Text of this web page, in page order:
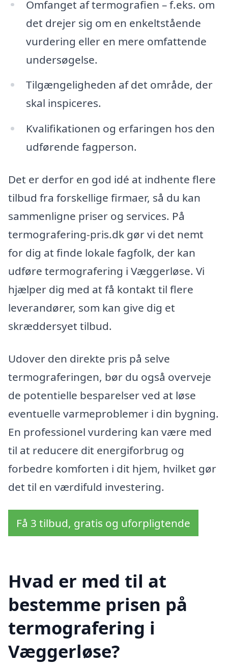
Omfanget af termografien – f.eks. om
det drejer sig om en enkeltstående
vurdering eller en mere omfattende
undersøgelse.
Tilgængeligheden af det område, der
skal inspiceres.
Kvalifikationen og erfaringen hos den
udførende fagperson.
Det er derfor en god idé at indhente flere
tilbud fra forskellige firmaer, så du kan
sammenligne priser og services. På
termografering-pris.dk gør vi det nemt
for dig at finde lokale fagfolk, der kan
udføre termografering i Væggerløse. Vi
hjælper dig med at få kontakt til flere
leverandører, som kan give dig et
skræddersyet tilbud.
Udover den direkte pris på selve
termograferingen, bør du også overveje
de potentielle besparelser ved at løse
eventuelle varmeproblemer i din bygning.
En professionel vurdering kan være med
til at reducere dit energiforbrug og
forbedre komforten i dit hjem, hvilket gør
det til en værdifuld investering.
Få 3 tilbud, gratis og uforpligtende
Hvad er med til at
bestemme prisen på
termografering i
Væggerløse?